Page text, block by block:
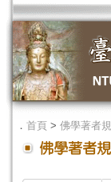
． 首頁 > 佛學著者